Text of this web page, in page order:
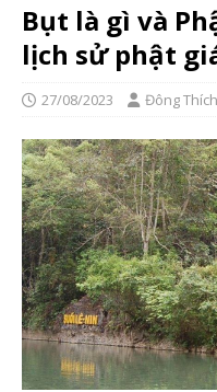
Bụt là gì và
lịch sử phật
27/08/2023 Đông Thích